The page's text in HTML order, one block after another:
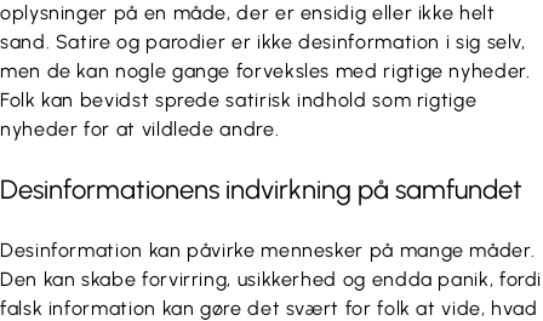
oplysninger på en måde, der er ensidig eller ikke helt
sand. Satire og parodier er ikke desinformation i sig selv,
men de kan nogle gange forveksles med rigtige nyheder.
Folk kan bevidst sprede satirisk indhold som rigtige
nyheder for at vildlede andre.
Desinformationens indvirkning på samfundet
Desinformation kan påvirke mennesker på mange måder.
Den kan skabe forvirring, usikkerhed og endda panik, fordi
falsk information kan gøre det svært for folk at vide, hvad